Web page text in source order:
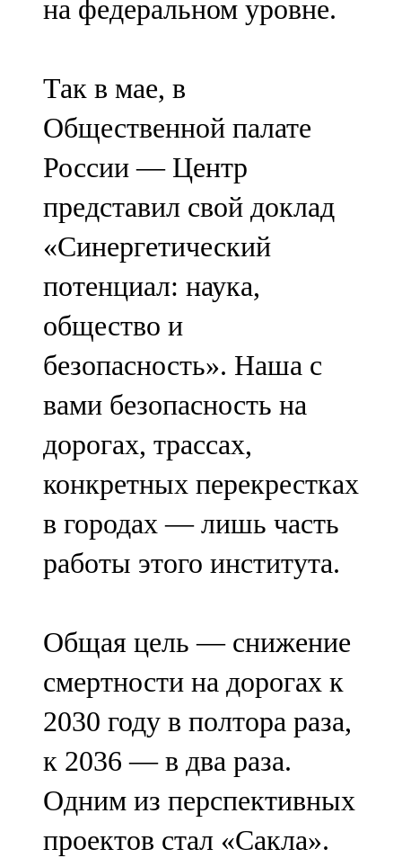
на федеральном уровне.
Так в мае, в
Общественной палате
России — Центр
представил свой доклад
«Синергетический
потенциал: наука,
общество и
безопасность». Наша с
вами безопасность на
дорогах, трассах,
конкретных перекрестках
в городах — лишь часть
работы этого института.
Общая цель — снижение
смертности на дорогах к
2030 году в полтора раза,
к 2036 — в два раза.
Одним из перспективных
проектов стал «Сакла».